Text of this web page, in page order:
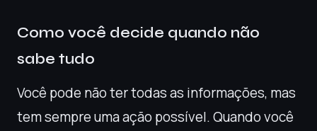
Como você decide quando não
sabe tudo
Você pode não ter todas as informações, mas
tem sempre uma ação possível. Quando você